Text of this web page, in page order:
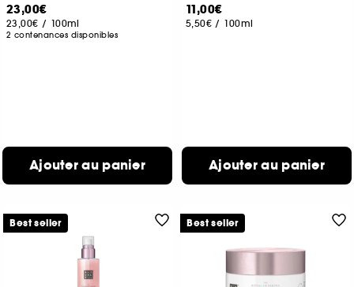
23,00€
23,00€ / 100ml
2 contenances disponibles
Ajouter au panier
11,00€
5,50€ / 100ml
Ajouter au panier
Best seller Best seller